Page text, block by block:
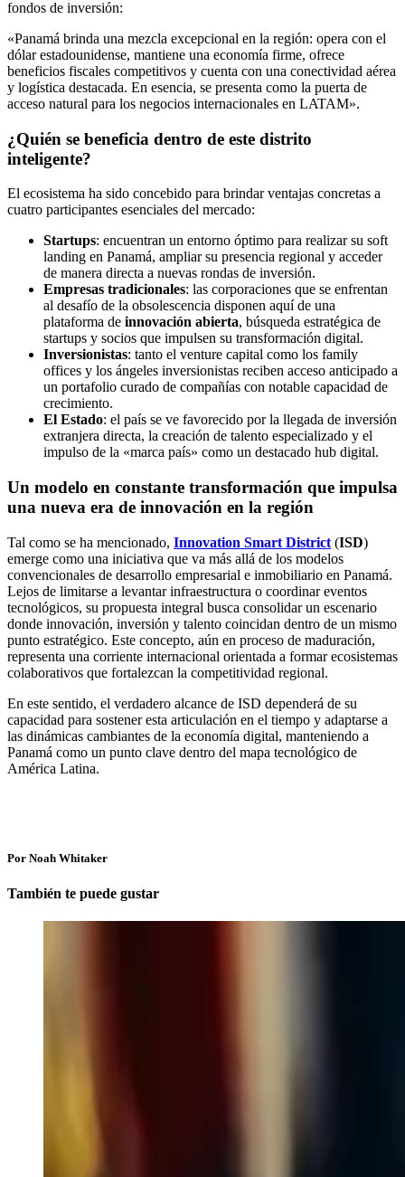
fondos de inversión:
«Panamá brinda una mezcla excepcional en la región: opera con el
dólar estadounidense, mantiene una economía firme, ofrece
beneficios fiscales competitivos y cuenta con una conectividad aérea
y logística destacada. En esencia, se presenta como la puerta de
acceso natural para los negocios internacionales en LATAM».
¿Quién se beneficia dentro de este distrito
inteligente?
El ecosistema ha sido concebido para brindar ventajas concretas a
cuatro participantes esenciales del mercado:
Startups: encuentran un entorno óptimo para realizar su soft
landing en Panamá, ampliar su presencia regional y acceder
de manera directa a nuevas rondas de inversión.
Empresas tradicionales: las corporaciones que se enfrentan
al desafío de la obsolescencia disponen aquí de una
plataforma de innovación abierta, búsqueda estratégica de
startups y socios que impulsen su transformación digital.
Inversionistas: tanto el venture capital como los family
offices y los ángeles inversionistas reciben acceso anticipado a
un portafolio curado de compañías con notable capacidad de
crecimiento.
El Estado: el país se ve favorecido por la llegada de inversión
extranjera directa, la creación de talento especializado y el
impulso de la «marca país» como un destacado hub digital.
Un modelo en constante transformación que impulsa
una nueva era de innovación en la región
Tal como se ha mencionado, Innovation Smart District (ISD)
emerge como una iniciativa que va más allá de los modelos
convencionales de desarrollo empresarial e inmobiliario en Panamá.
Lejos de limitarse a levantar infraestructura o coordinar eventos
tecnológicos, su propuesta integral busca consolidar un escenario
donde innovación, inversión y talento coincidan dentro de un mismo
punto estratégico. Este concepto, aún en proceso de maduración,
representa una corriente internacional orientada a formar ecosistemas
colaborativos que fortalezcan la competitividad regional.
En este sentido, el verdadero alcance de ISD dependerá de su
capacidad para sostener esta articulación en el tiempo y adaptarse a
las dinámicas cambiantes de la economía digital, manteniendo a
Panamá como un punto clave dentro del mapa tecnológico de
América Latina.
Por Noah Whitaker
También te puede gustar